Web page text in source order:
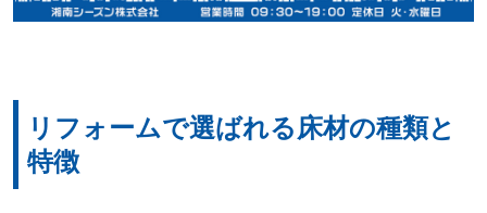
リフォームで選ばれる床材の種類と
特徴